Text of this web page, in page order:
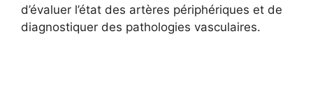
d’évaluer l’état des artères périphériques et de
diagnostiquer des pathologies vasculaires.